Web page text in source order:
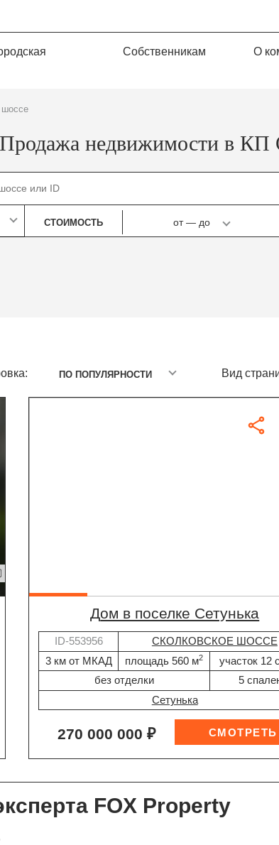
Собственникам О
шоссе
Продажа недвижимости в КП
СТОИМОСТЬ от—до
ПО ПОПУЛЯРНОСТИ Вид
дом в поселке Сетунька
ID-553956
СКОЛКОВСКОЕ ШОССЕ
3 км от МКАД
площадь 560 м2
участок 12
без отделки
5
Сетунька
270 000 000 ₽
FOX Property